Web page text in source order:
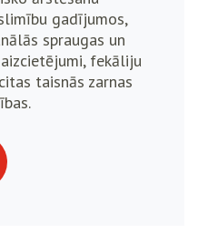
gadījumos,
spraugas un
fekāliju
taisnās zarnas